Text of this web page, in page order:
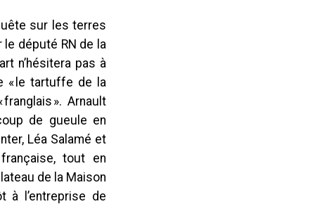
sur les terres
député RN de la
n’hésitera pas à
« le tartuffe de la
». Arnault
de gueule en
Léa Salamé et
tout en
de la Maison
à l’entreprise de